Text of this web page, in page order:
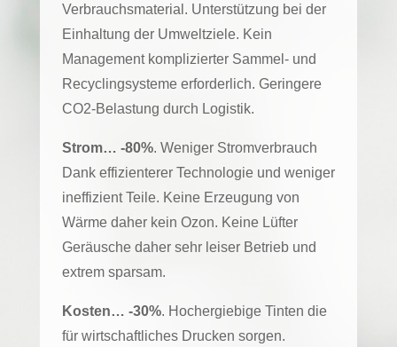
Verbrauchsmaterial. Unterstützung bei der
Einhaltung der Umweltziele. Kein
Management komplizierter Sammel- und
Recyclingsysteme erforderlich. Geringere
CO2-Belastung durch Logistik.
Strom… -80%. Weniger Stromverbrauch
Dank effizienterer Technologie und weniger
ineffizient Teile. Keine Erzeugung von
Wärme daher kein Ozon. Keine Lüfter
Geräusche daher sehr leiser Betrieb und
extrem sparsam.
Kosten… -30%. Hochergiebige Tinten die
für wirtschaftliches Drucken sorgen.